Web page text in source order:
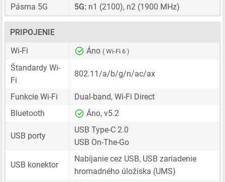
Pásma 5G
5G: n1 (2100), n2 (1900 MHz)
PRIPOJENIE
Wi-Fi
Áno ( Wi-Fi 6 )
Štandardy Wi-
Fi
802.11/a/b/g/n/ac/ax
Funkcie Wi-Fi
Dual-band, Wi-Fi Direct
Bluetooth
Áno, v5.2
USB porty
USB Type-C 2.0
USB On-The-Go
USB konektor
Nabíjanie cez USB, USB zariadenie
hromadného úložiska (UMS)